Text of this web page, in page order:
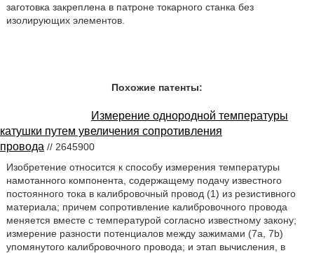
заготовка закреплена в патроне токарного станка без
изолирующих элементов.
Похожие патенты:
Измерение однородной температуры
катушки путем увеличения сопротивления
провода // 2645900
Изобретение относится к способу измерения температуры
намотанного компонента, содержащему подачу известного
постоянного тока в калибровочный провод (1) из резистивного
материала; причем сопротивление калибровочного провода
меняется вместе с температурой согласно известному закону;
измерение разности потенциалов между зажимами (7a, 7b)
упомянутого калибровочного провода; и этап вычисления, в